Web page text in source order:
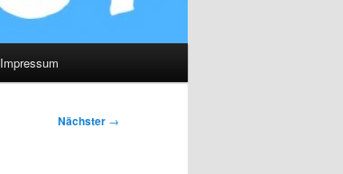
Impressum
Nächster →